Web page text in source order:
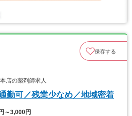
保存する
店の薬剤師求人
勤可／残業少なめ／地域密着
～3,000円